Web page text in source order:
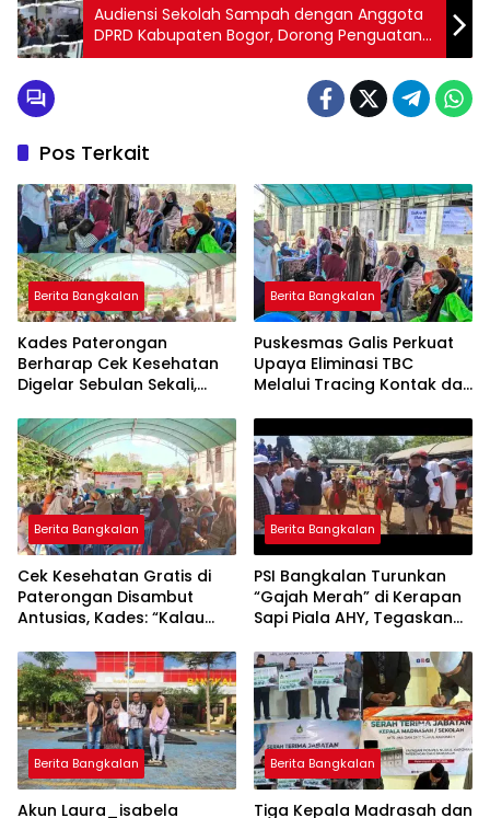
Audiensi Sekolah Sampah dengan Anggota
DPRD Kabupaten Bogor, Dorong Penguatan
Program Edukasi Lingkungan Berkelanjutan
Pos Terkait
Berita Bangkalan
Kades Paterongan
Berharap Cek Kesehatan
Digelar Sebulan Sekali,
CKG Bisa Dilaksanakan
Rutin Lewat Posyandu ILP
Berita Bangkalan
Puskesmas Galis Perkuat
Upaya Eliminasi TBC
Melalui Tracing Kontak dan
Berita Bangkalan
Cek Kesehatan Gratis di
Paterongan Disambut
Antusias, Kades: “Kalau
Berita Bangkalan
PSI Bangkalan Turunkan
“Gajah Merah” di Kerapan
Sapi Piala AHY, Tegaskan
Madura
Berita Bangkalan
Akun Laura_isabela
Berita Bangkalan
Tiga Kepala Madrasah dan